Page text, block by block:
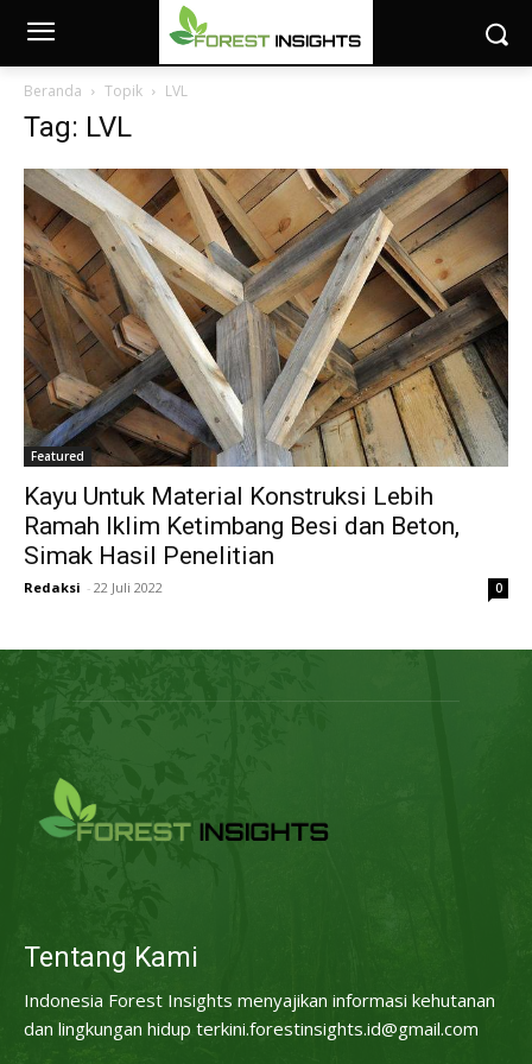
Beranda Topik LVL
Tag: LVL
Featured
Kayu Untuk Material Konstruksi Lebih
Ramah Iklim Ketimbang Besi dan Beton,
Simak Hasil Penelitian
Redaksi - 22 Juli 2022 0
Tentang Kami
Indonesia Forest Insights menyajikan informasi kehutanan
dan lingkungan hidup terkini.forestinsights.id@gmail.com